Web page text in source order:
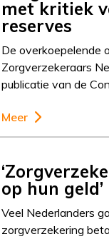
met kritiek
reserves
De overkoepelende
Zorgverzekeraars
publicatie van de
Meer
op hun geld’
Veel Nederlanders
zorgverzekering